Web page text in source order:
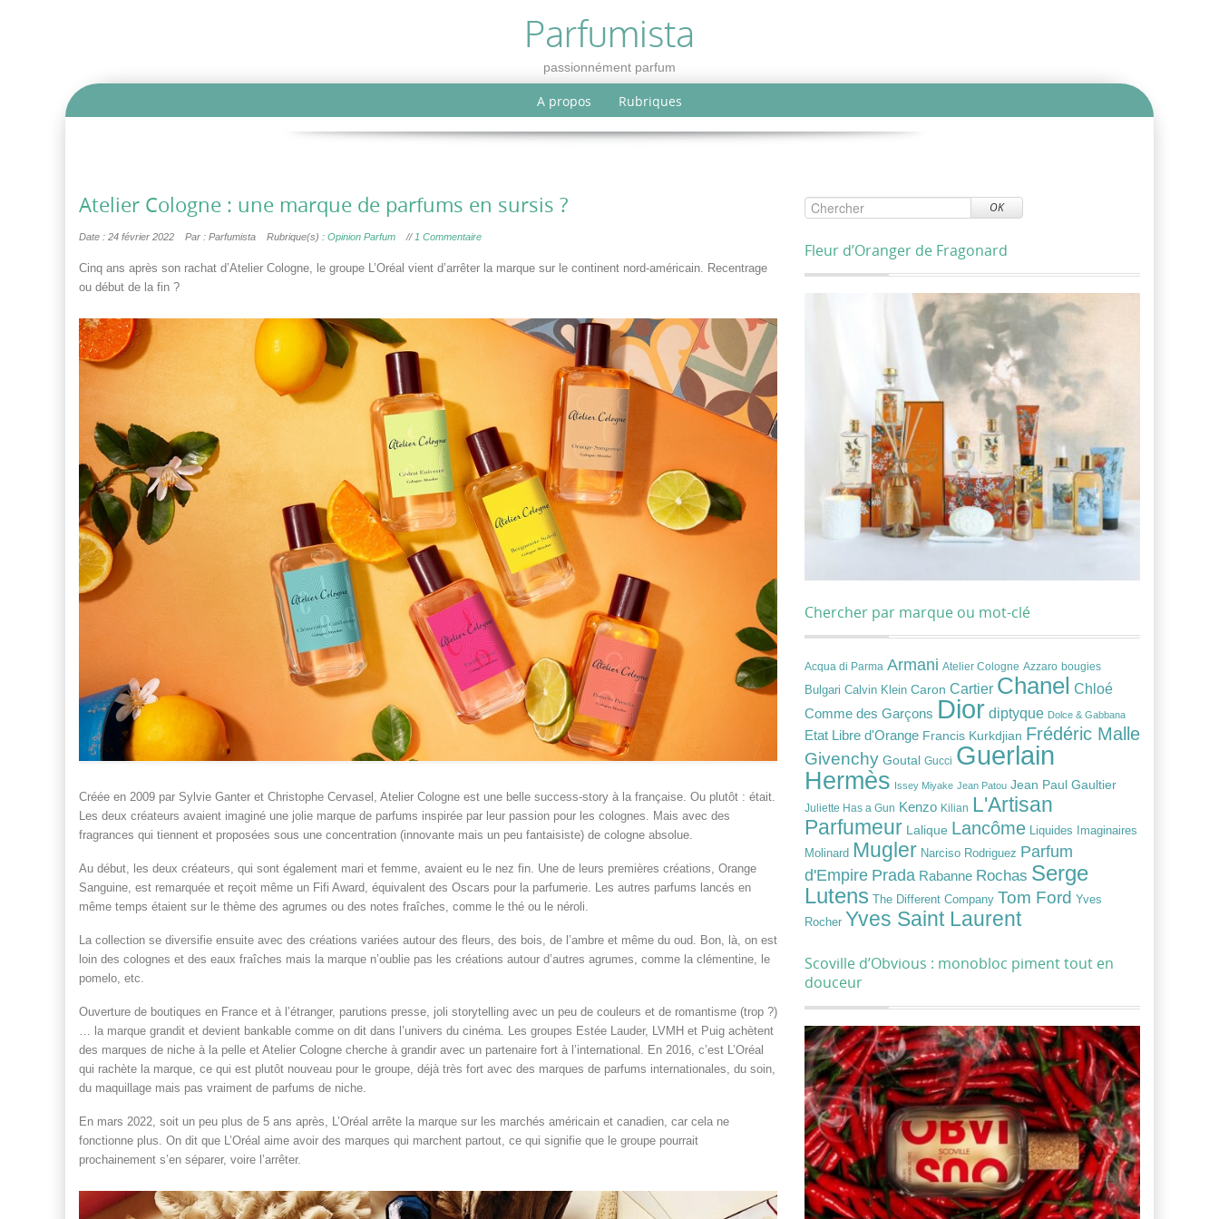
Parfumista
passionnément parfum
A propos Rubriques
Atelier Cologne : une marque de parfums en sursis ?
Date : 24 février 2022 Par : Parfumista Rubrique(s) : Opinion Parfum // 1 Commentaire
Cinq ans après son rachat d’Atelier Cologne, le groupe L’Oréal vient d’arrêter la marque sur le continent nord-américain. Recentrage
ou début de la fin ?
Créée en 2009 par Sylvie Ganter et Christophe Cervasel, Atelier Cologne est une belle success-story à la française. Ou plutôt : était.
Les deux créateurs avaient imaginé une jolie marque de parfums inspirée par leur passion pour les colognes. Mais avec des
fragrances qui tiennent et proposées sous une concentration (innovante mais un peu fantaisiste) de cologne absolue.
Au début, les deux créateurs, qui sont également mari et femme, avaient eu le nez fin. Une de leurs premières créations, Orange
Sanguine, est remarquée et reçoit même un Fifi Award, équivalent des Oscars pour la parfumerie. Les autres parfums lancés en
même temps étaient sur le thème des agrumes ou des notes fraîches, comme le thé ou le néroli.
La collection se diversifie ensuite avec des créations variées autour des fleurs, des bois, de l’ambre et même du oud. Bon, là, on est
loin des colognes et des eaux fraîches mais la marque n’oublie pas les créations autour d’autres agrumes, comme la clémentine, le
pomelo, etc.
Ouverture de boutiques en France et à l’étranger, parutions presse, joli storytelling avec un peu de couleurs et de romantisme (trop ?)
… la marque grandit et devient bankable comme on dit dans l’univers du cinéma. Les groupes Estée Lauder, LVMH et Puig achètent
des marques de niche à la pelle et Atelier Cologne cherche à grandir avec un partenaire fort à l’international. En 2016, c’est L’Oréal
qui rachète la marque, ce qui est plutôt nouveau pour le groupe, déjà très fort avec des marques de parfums internationales, du soin,
du maquillage mais pas vraiment de parfums de niche.
En mars 2022, soit un peu plus de 5 ans après, L’Oréal arrête la marque sur les marchés américain et canadien, car cela ne
fonctionne plus. On dit que L’Oréal aime avoir des marques qui marchent partout, ce qui signifie que le groupe pourrait
prochainement s’en séparer, voire l’arrêter.
OK
Fleur d’Oranger de Fragonard
Chercher par marque ou mot-clé
Acqua di Parma Armani Atelier Cologne Azzaro bougies
Bulgari Calvin Klein Caron Cartier Chanel Chloé
Comme des Garçons Dior diptyque Dolce & Gabbana
Etat Libre d'Orange Francis Kurkdjian Frédéric Malle
Givenchy Goutal Gucci Guerlain
Hermès Issey Miyake Jean Patou Jean Paul Gaultier
Juliette Has a Gun Kenzo Kilian L'Artisan
Parfumeur Lalique Lancôme Liquides Imaginaires
Molinard Mugler Narciso Rodriguez Parfum
d'Empire Prada Rabanne Rochas Serge
Lutens
The Different Company Tom Ford Yves
Rocher Yves Saint Laurent
Scoville d’Obvious : monobloc piment tout en
douceur